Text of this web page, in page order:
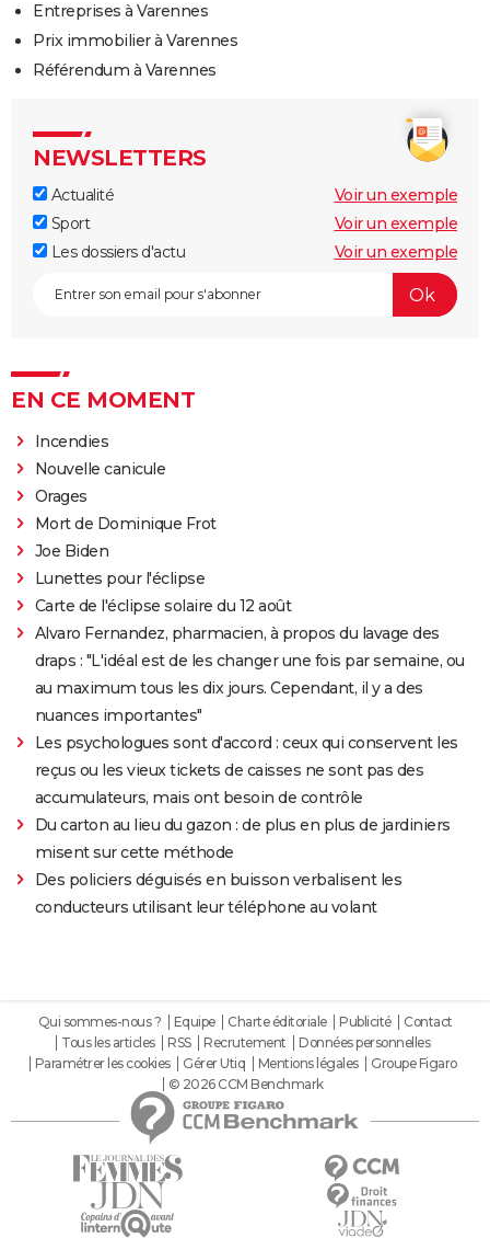
Entreprises à Varennes
Prix immobilier à Varennes
Référendum à Varennes
NEWSLETTERS
Actualité
Voir un exemple
Sport
Voir un exemple
Les dossiers d'actu
Voir un exemple
EN CE MOMENT
Incendies
Nouvelle canicule
Orages
Mort de Dominique Frot
Joe Biden
Lunettes pour l'éclipse
Carte de l'éclipse solaire du 12 août
Alvaro Fernandez, pharmacien, à propos du lavage des
draps : "L'idéal est de les changer une fois par semaine, ou
au maximum tous les dix jours. Cependant, il y a des
nuances importantes"
Les psychologues sont d'accord : ceux qui conservent les
reçus ou les vieux tickets de caisses ne sont pas des
accumulateurs, mais ont besoin de contrôle
Du carton au lieu du gazon : de plus en plus de jardiniers
misent sur cette méthode
Des policiers déguisés en buisson verbalisent les
conducteurs utilisant leur téléphone au volant
Qui sommes-nous ? Equipe Charte éditoriale Publicité
Contact
Tous les articles
RSS Recrutement
Données personnelles
Paramétrer les cookies
Gérer Utiq Mentions légales
Groupe Figaro
© 2026 CCM Benchmark